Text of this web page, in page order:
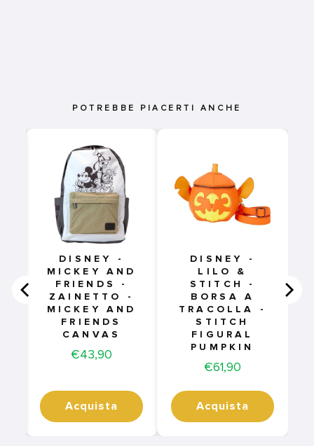
POTREBBE PIACERTI ANCHE
DISNEY -
MICKEY AND
FRIENDS -
ZAINETTO -
MICKEY AND
FRIENDS
CANVAS
Price
€43,90
Acquista
DISNEY -
LILO &
STITCH -
BORSA A
TRACOLLA -
STITCH
FIGURAL
PUMPKIN
Price
€61,90
Acquista